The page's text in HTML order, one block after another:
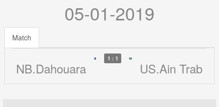
05-01-2019
Match
NB.Dahouara
1 : 1
US.Ain Trab